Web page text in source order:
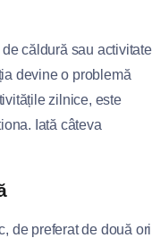
căldură sau activitate
devine o problemă
zilnice, este
Iată câteva
de preferat de două ori